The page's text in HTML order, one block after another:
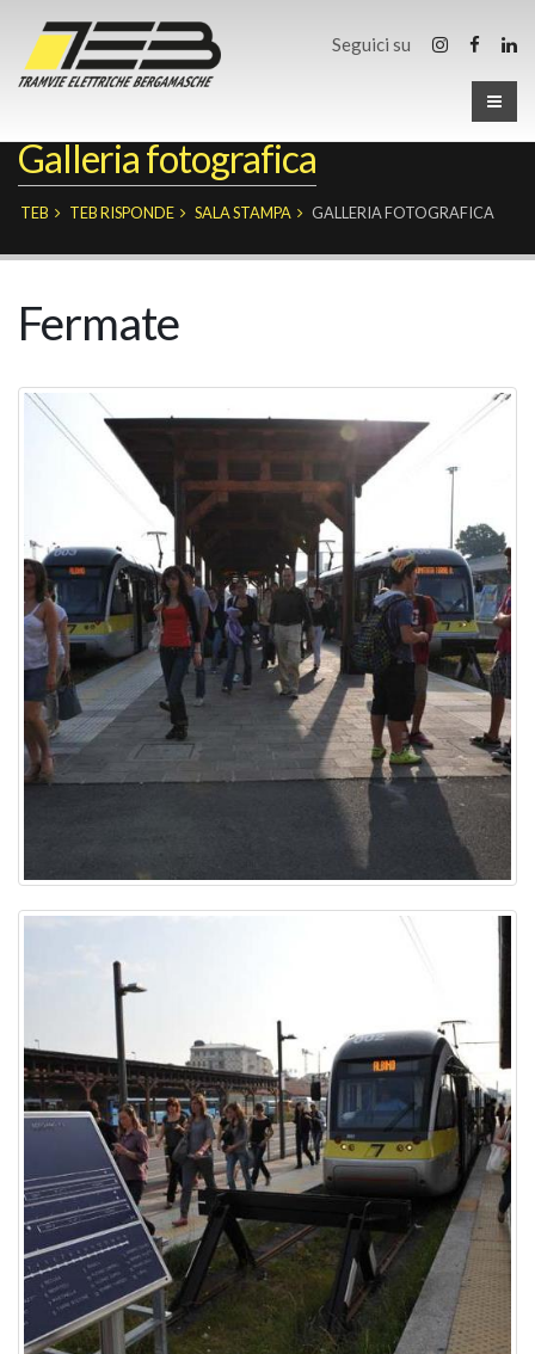
Seguici su
Galleria fotografica
TEB TEB RISPONDE SALA STAMPA GALLERIA FOTOGRAFICA
Fermate